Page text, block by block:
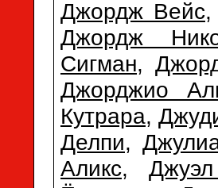
Джордж Вейс
Джордж
Сигман,
Джорджио
Кутрара,
Делпи,
Аликс,